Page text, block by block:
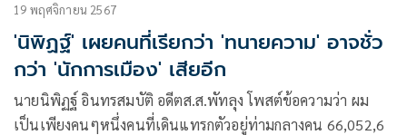
19 พฤศจิกายน 2567
'นิพิฏฐ์' เผยคนที่เรียกว่า 'ทนายความ' อาจชั่ว
กว่า 'นักการเมือง' เสียอีก
นายนิพิฏฐ์ อินทรสมบัติ อดีตส.ส.พัทลุง โพสต์ข้อความว่า ผม
เป็นเพียงคนๆหนึ่งคนที่เดินแทรกตัวอยู่ท่ามกลางคน 66,052,6